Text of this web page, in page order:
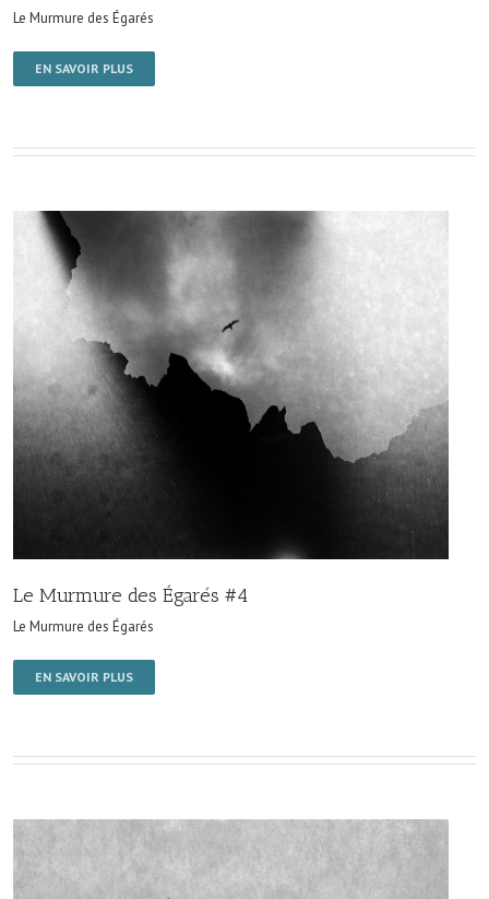
Le Murmure des Égarés
EN SAVOIR PLUS
Le Murmure des Égarés #4
Le Murmure des Égarés
EN SAVOIR PLUS